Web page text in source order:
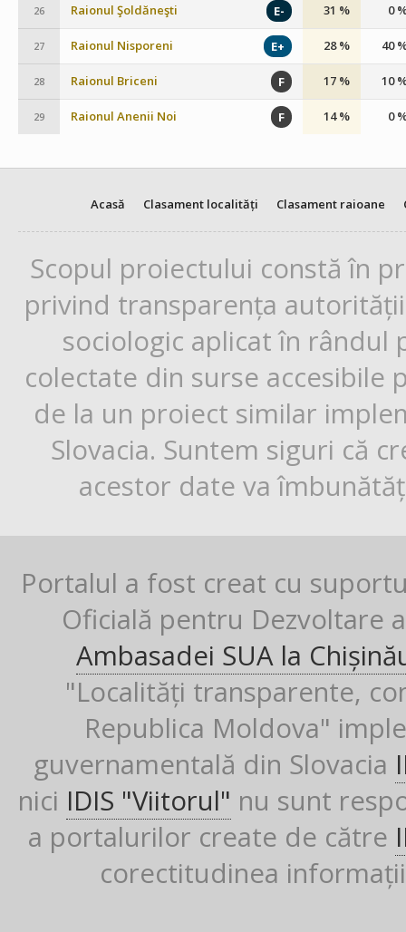
26 Raionul Şoldăneşti E- 31 % 0
27 Raionul Nisporeni E+ 28 % 40
28 Raionul Briceni F 17 % 10
29 Raionul Anenii Noi F 14 % 0
Acasă Clasament localități Clasament raioane
Scopul proiectului constă în
privind transparența
sociologic aplicat în rândul
colectate din surse
de la un proiect similar
Slovacia. Suntem siguri că
acestor date va
Portalul a fost creat cu
Oficială pentru Dezvoltare
Ambasadei SUA la
"Localități transparente,
Republica Moldova"
guvernamentală din Slovacia
nici IDIS "Viitorul" nu sunt
a portalurilor create de către
corectitudinea